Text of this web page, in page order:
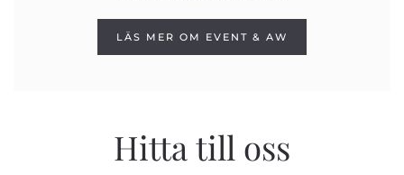
LÄS MER OM EVENT & AW
Hitta till oss